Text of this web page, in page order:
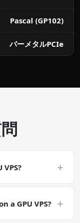
Pascal (GP102)
バーメタルPCIe
+
GPU-
a GPU VPS? +